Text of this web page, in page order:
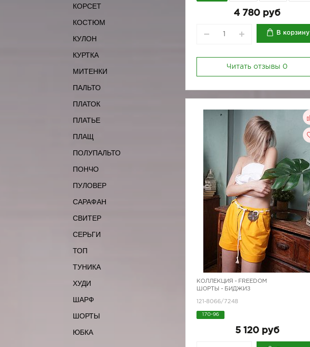
КОРСЕТ
КОСТЮМ
КУЛОН
КУРТКА
МИТЕНКИ
ПАЛЬТО
ПЛАТОК
ПЛАТЬЕ
ПЛАЩ
ПОЛУПАЛЬТО
ПОНЧО
ПУЛОВЕР
САРАФАН
СВИТЕР
СЕРЬГИ
ТОП
ТУНИКА
ХУДИ
ШАРФ
ШОРТЫ
ЮБКА
170-92 170-96
4 780 руб
В корзину
Читать отзывы 0
КОЛЛЕКЦИЯ - FREEDOM
ШОРТЫ - БИДЖИЗ
121-8066/7248
170-96
5 120 руб